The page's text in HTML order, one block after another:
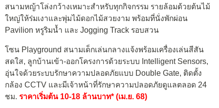
สนามหญ้าโล่งกว้างเหมาะสำหรับทุกกิจกรรม รายล้อมด้วยต้นไม้
ใหญ่ให้ร่มเงาและพุ่มไม้ดอกไม้สวยงาม พร้อมที่นั่งพักผ่อน
Pavilion หรูริมน้ำ และ Jogging Track รอบสวน
โซน Playground สนามเด็กเล่นกลางแจ้งพร้อมเครื่องเล่นสีสัน
สดใส, ลูกบ้านเข้า-ออกโครงการด้วยระบบ Intelligent Sensors,
อุ่นใจด้วยระบบรักษาความปลอดภัยแบบ Double Gate, ติดตั้ง
กล้อง CCTV และมีเจ้าหน้าที่รักษาความปลอดภัยดูแลตลอด 24
ชม. ราคาเริ่มต้น 10-18 ล้านบาท* (เม.ย. 68)